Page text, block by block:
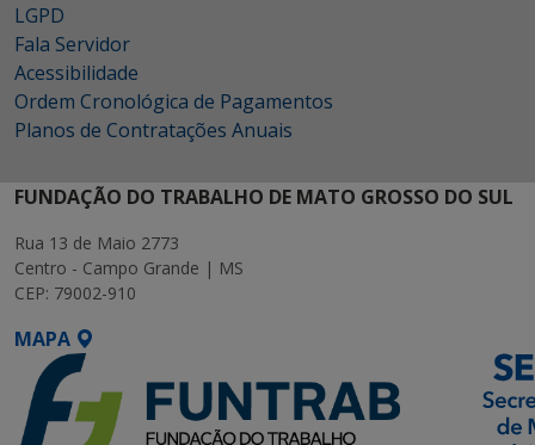
LGPD
Fala Servidor
Acessibilidade
Ordem Cronológica de Pagamentos
Planos de Contratações Anuais
FUNDAÇÃO DO TRABALHO DE MATO GROSSO DO SUL
Rua 13 de Maio 2773
Centro - Campo Grande | MS
CEP: 79002-910
MAPA